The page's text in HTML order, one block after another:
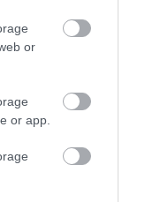
or
or app.
μπλοκάρει τη
ευθύνες στη